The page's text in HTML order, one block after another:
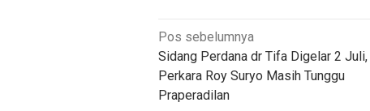
Navigasi
pos
Pos sebelumnya
Sidang Perdana dr Tifa Digelar 2 Juli,
Perkara Roy Suryo Masih Tunggu
Praperadilan